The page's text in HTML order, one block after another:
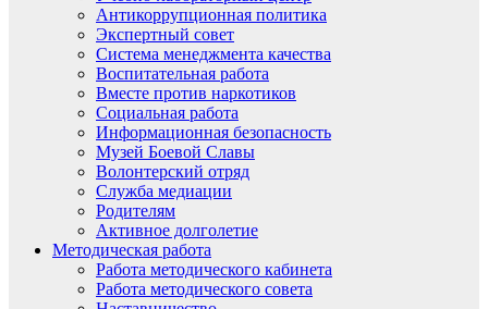
Антикоррупционная политика
Экспертный совет
Система менеджмента качества
Воспитательная работа
Вместе против наркотиков
Социальная работа
Информационная безопасность
Музей Боевой Славы
Волонтерский отряд
Служба медиации
Родителям
Активное долголетие
Методическая работа
Работа методического кабинета
Работа методического совета